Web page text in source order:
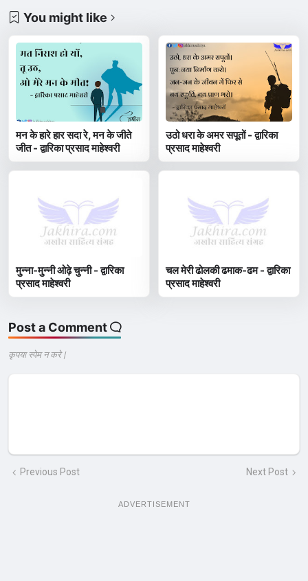
You might like
मन के हारे हार सदा रे, मन के जीते
जीत - द्वारिका प्रसाद माहेश्वरी
उठो धरा के अमर सपूतों - द्वारिका
प्रसाद माहेश्वरी
मुन्ना-मुन्नी ओढ़े चुन्नी - द्वारिका
प्रसाद माहेश्वरी
चल मेरी ढोलकी ढमाक-ढम - द्वारिका
प्रसाद माहेश्वरी
Post a Comment
कृपया स्पेम न करे |
Previous Post Next Post
ADVERTISEMENT